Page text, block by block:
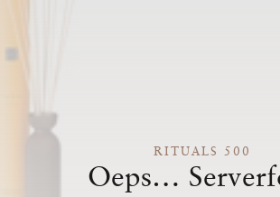
RITUALS 500
Oeps…